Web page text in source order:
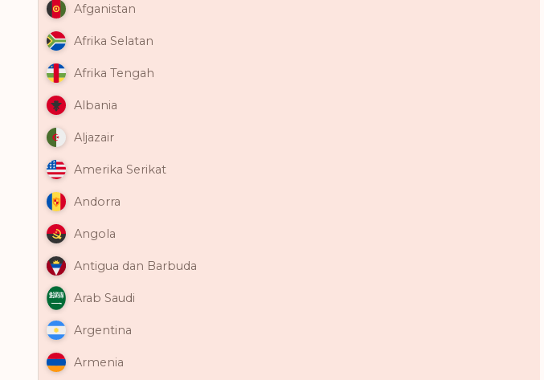
Afganistan
Afrika Selatan
Afrika Tengah
Albania
Aljazair
Amerika Serikat
Andorra
Angola
Antigua dan Barbuda
Arab Saudi
Argentina
Armenia